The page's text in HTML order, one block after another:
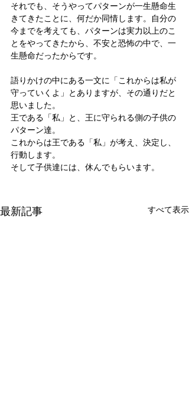
それでも、そうやってパターンが一生懸命生
きてきたことに、何だか同情します。自分の
今までを考えても、パターンは実力以上のこ
とをやってきたから、不安と恐怖の中で、一
生懸命だったからです。
語りかけの中にある一文に「これからは私が
守っていくよ」とありますが、その通りだと
思いました。
王である「私」と、王に守られる側の子供の
パターン達。
これからは王である「私」が考え、決定し、
行動します。
そして子供達には、休んでもらいます。
最新記事 すべて表示